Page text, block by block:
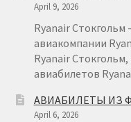
April 9, 2026
Ryanair
авиакомпании
Ryanair
авиабилетов
АВИАБИЛЕТЫ ИЗ
April 6, 2026